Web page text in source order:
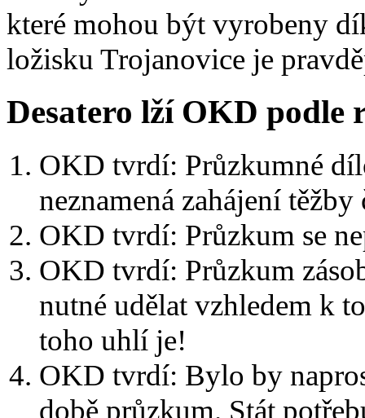
které mohou být vyrobeny
ložisku Trojanovice je
Desatero lží OKD podle
OKD tvrdí: Průzkumné
neznamená zahájení
OKD tvrdí: Průzkum se
OKD tvrdí: Průzkum
nutné udělat vzhledem k
toho uhlí je!
OKD tvrdí: Bylo by
době průzkum. Stát